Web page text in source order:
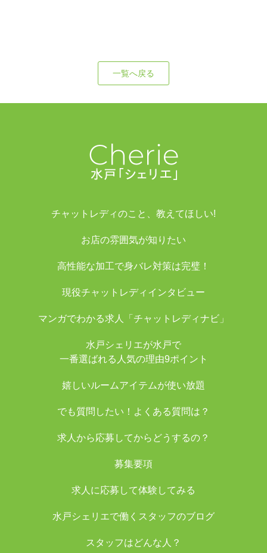
一覧へ戻る
チャットレディのこと、教えてほしい!
お店の雰囲気が知りたい
高性能な加工で身バレ対策は完璧！
現役チャットレディインタビュー
マンガでわかる求人「チャットレディナビ」
水戸シェリエが水戸で
一番選ばれる人気の理由9ポイント
嬉しいルームアイテムが使い放題
でも質問したい！よくある質問は？
求人から応募してからどうするの？
募集要項
求人に応募して体験してみる
水戸シェリエで働くスタッフのブログ
スタッフはどんな人？